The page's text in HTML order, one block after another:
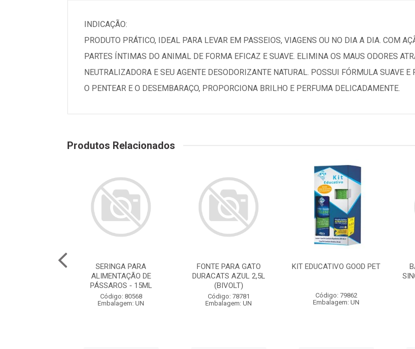
INDICAÇÃO:
PRODUTO PRÁTICO, IDEAL PARA LEVAR EM PASSEIOS, VIAGENS OU NO DIA A DIA. COM
PARTES ÍNTIMAS DO ANIMAL DE FORMA EFICAZ E SUAVE. ELIMINA OS MAUS ODORES
NEUTRALIZADORA E SEU AGENTE DESODORIZANTE NATURAL. POSSUI FÓRMULA SUAVE
O PENTEAR E O DESEMBARAÇO, PROPORCIONA BRILHO E PERFUMA DELICADAMENTE.
Produtos Relacionados
SERINGA PARA
ALIMENTAÇÃO DE
PÁSSAROS - 15ML
Código: 80568
Embalagem: UN
FONTE PARA GATO
DURACATS AZUL 2,5L
(BIVOLT)
Código: 78781
Embalagem: UN
KIT EDUCATIVO GOOD PET
Código: 79862
Embalagem: UN